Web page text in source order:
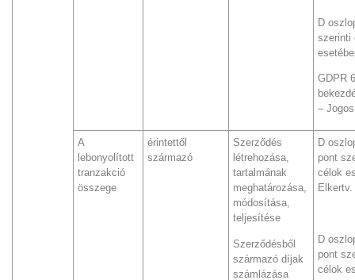
D
szerinti
GDPR
–
A
lebonyolított
tranzakció
összege
érintettől
származó
Szerződés
létrehozása,
tartalmának
meghatározása,
módosítása,
teljesítése
Szerződésből
származó díjak
számlázása
D
pont
célok
D
pont
célok